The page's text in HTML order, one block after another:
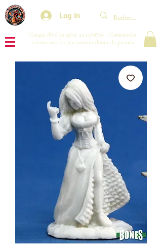
Log In
Congés d'été du 29/07 au 10/08/26 : Commandes
traitées une fois par semaine durant la période.